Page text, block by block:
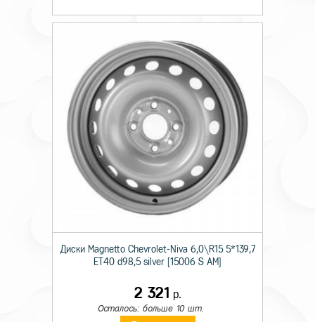
Диски Magnetto Chevrolet-Niva 6,0\R15 5*139,7
ET40 d98,5 silver [15006 S AM]
2 321 р.
Осталось: больше 10 шт.